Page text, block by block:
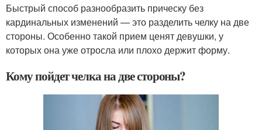
Быстрый способ разнообразить прическу без
кардинальных изменений — это разделить челку на две
стороны. Особенно такой прием ценят девушки, у
которых она уже отросла или плохо держит форму.
Кому пойдет челка на две стороны?